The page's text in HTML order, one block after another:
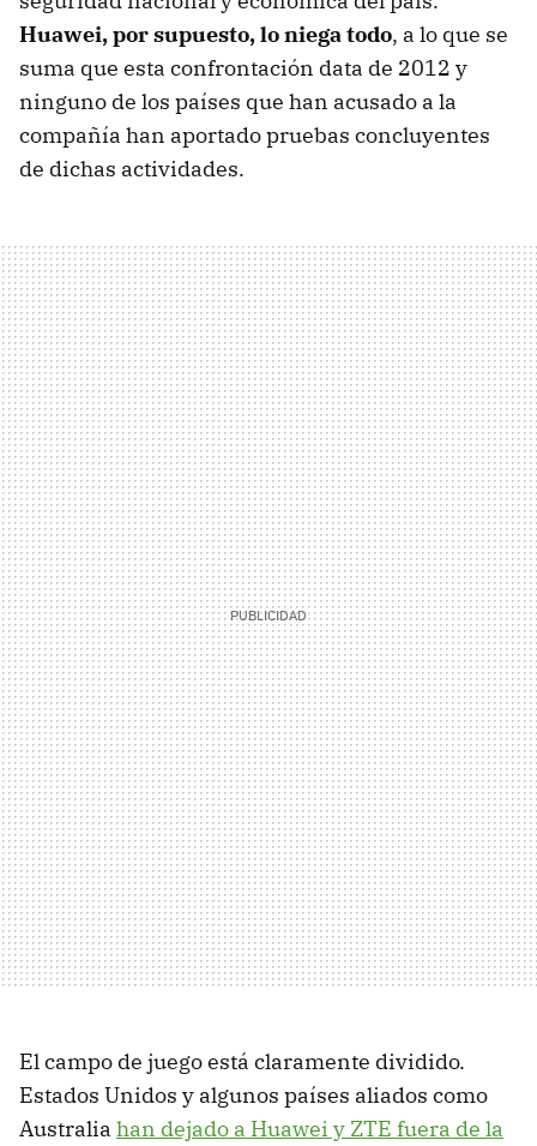
Huawei, por supuesto, lo niega todo, a lo que se
suma que esta confrontación data de 2012 y
ninguno de los países que han acusado a la
compañía han aportado pruebas concluyentes
de dichas actividades.
El campo de juego está claramente dividido.
Estados Unidos y algunos países aliados como
Australia han dejado a Huawei y ZTE fuera de la